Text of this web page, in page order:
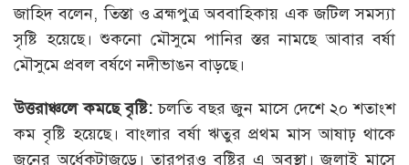
জাহিদ বলেন, তিস্তা ও ব্রহ্মপুত্র অববাহিকায় এক জটিল সমস্যা
সৃষ্টি হয়েছে। শুকনো মৌসুমে পানির স্তর নামছে আবার বর্ষা
মৌসুমে প্রবল বর্ষণে নদীভাঙন বাড়ছে।
উত্তরাঞ্চলে কমছে বৃষ্টি: চলতি বছর জুন মাসে দেশে ২০ শতাংশ
কম বৃষ্টি হয়েছে। বাংলার বর্ষা ঋতুর প্রথম মাস আষাঢ় থাকে
জুনের অর্ধেকটাজুড়ে। তারপরও বৃষ্টির এ অবস্থা। জুলাই মাসে